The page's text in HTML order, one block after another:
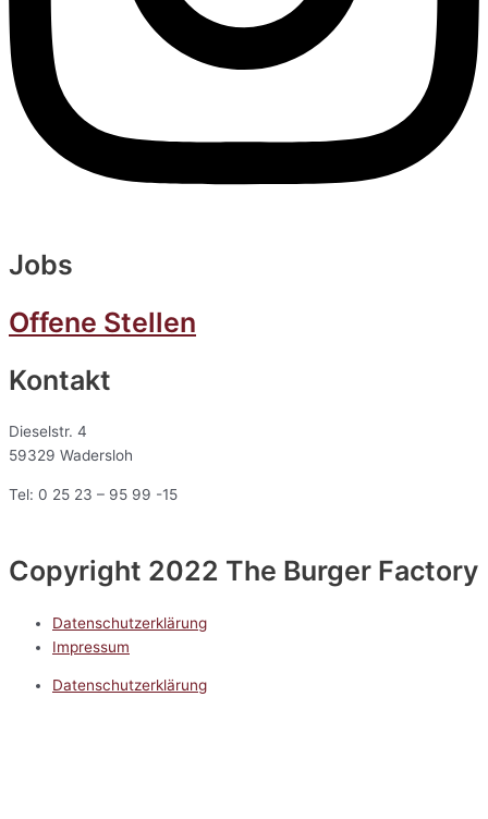
Jobs
Offene Stellen
Kontakt
Dieselstr. 4
59329 Wadersloh
Tel: 0 25 23 – 95 99 -15
Copyright 2022 The Burger Factory
Datenschutzerklärung
Impressum
Datenschutzerklärung